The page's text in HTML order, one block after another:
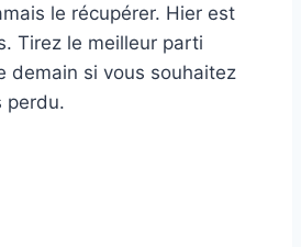
le récupérer. Hier est
Tirez le meilleur parti
demain si vous souhaitez
perdu.